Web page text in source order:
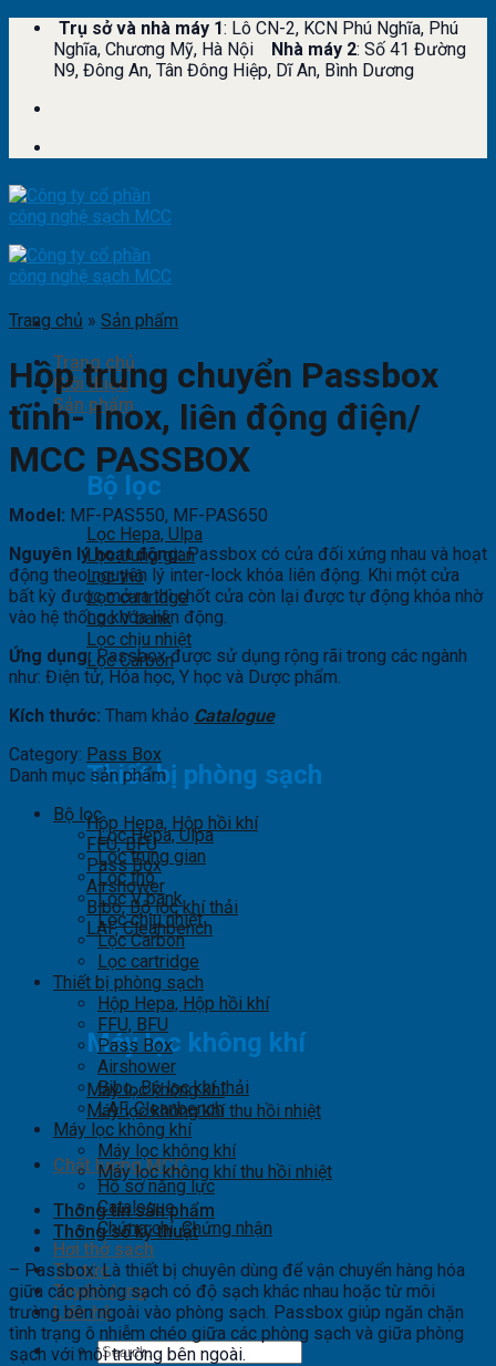
Skip
content
Trụ sở và nhà máy 1: Lô CN-2, KCN Phú Nghĩa, Phú
Nghĩa, Chương Mỹ, Hà Nội
Nhà máy 2: Số 41 Đường
N9, Đông An, Tân Đông Hiệp, Dĩ An, Bình Dương
Trang chủ
Giới thiệu
Sản phẩm
Bộ lọc
Lọc Hepa, Ulpa
Lọc trung gian
Lọc thô
Lọc cartridge
Lọc V bank
Lọc chịu nhiệt
Lọc Carbon
Thiết bị phòng sạch
Hộp Hepa, Hộp hồi khí
FFU, BFU
Pass Box
Airshower
Bibo, Bộ lọc khí thải
LAF, Cleanbench
Máy lọc không khí
Máy lọc không khí
Máy lọc không khí thu hồi nhiệt
Chất lượng MCC
Hồ sơ năng lực
Catalogue
Chứng chỉ, Chứng nhận
Hơi thở sạch
Tin tức
Tuyển dụng
Liên hệ
Search
Trang chủ » Sản phẩm
Hộp trung chuyển Passbox
tĩnh- Inox, liên động điện/
MCC PASSBOX
Model: MF-PAS550, MF-PAS650
Nguyên lý hoạt động:Passbox có cửa đối xứng nhau và hoạt
động theo nguyên lý inter-lock khóa liên động. Khi một cửa
bất kỳ được mở ra thì chốt cửa còn lại được tự động khóa nhờ
vào hệ thống khóa liên động.
Ứng dụng: Passbox được sử dụng rộng rãi trong các ngành
như: Điện tử, Hóa học, Y học và Dược phẩm.
Kích thước: Tham khảo Catalogue
Category: Pass Box
Danh mục sản phẩm
Bộ lọc
Lọc Hepa, Ulpa
Lọc trung gian
Lọc thô
Lọc V bank
Lọc chịu nhiệt
Lọc Carbon
Lọc cartridge
Thiết bị phòng sạch
Hộp Hepa, Hộp hồi khí
FFU, BFU
Pass Box
Airshower
Bibo, Bộ lọc khí thải
LAF, Cleanbench
Máy lọc không khí
Máy lọc không khí
Máy lọc không khí thu hồi nhiệt
Thông tin sản phẩm
Thông số kỹ thuật
– Passbox: Là thiết bị chuyên dùng để vận chuyển hàng hóa
giữa các phòng sạch có độ sạch khác nhau hoặc từ môi
trường bên ngoài vào phòng sạch. Passbox giúp ngăn chặn
tình trạng ô nhiễm chéo giữa các phòng sạch và giữa phòng
sạch với môi trường bên ngoài.